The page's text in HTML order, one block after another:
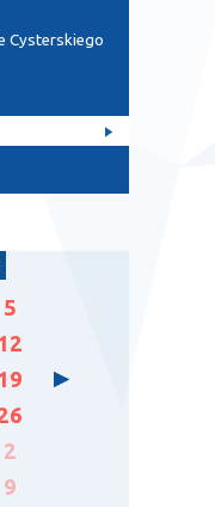
Cysterskiego
5
2
9